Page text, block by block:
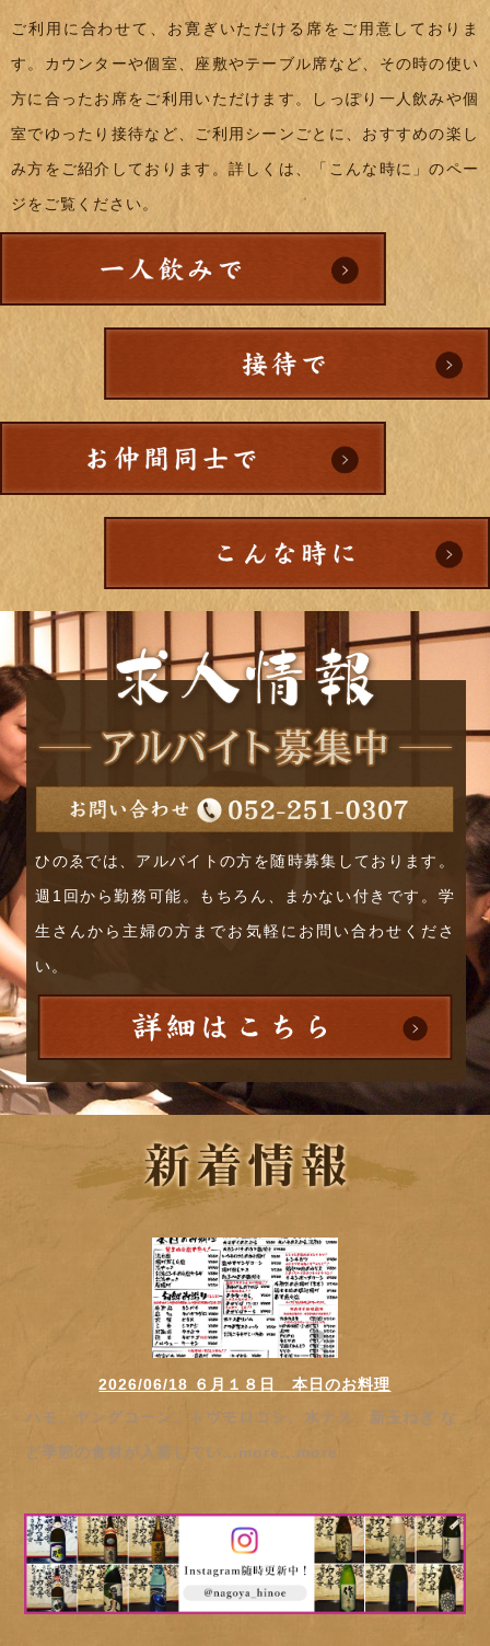
ご利用に合わせて、お寛ぎいただける席をご用意しておりま
す。カウンターや個室、座敷やテーブル席など、その時の使い
方に合ったお席をご利用いただけます。しっぽり一人飲みや個
室でゆったり接待など、ご利用シーンごとに、おすすめの楽し
み方をご紹介しております。詳しくは、「こんな時に」のペー
ジをご覧ください。
ひのゑでは、アルバイトの方を随時募集しております。
週1回から勤務可能。もちろん、まかない付きです。学
生さんから主婦の方までお気軽にお問い合わせくださ
い。
2026/06/18 ６月１８日 本日のお料理
ハモ、ヤングコーン、トウモロコシ、水ナス、新玉ねぎ な
ど季節の食材が入荷してい...more...more